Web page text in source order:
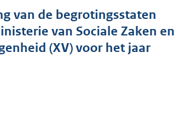
s
g
r
van de begrotingsstaten
van Sociale Zaken en
(XV) voor het jaar